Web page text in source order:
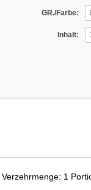
GR./Farbe:
Inhalt:
1